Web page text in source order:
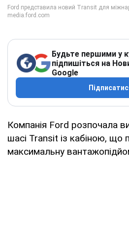
Будьте першими у
підпишіться на
Google
Компанія Ford розпочала
шасі Transit із кабіною, що
максимальну